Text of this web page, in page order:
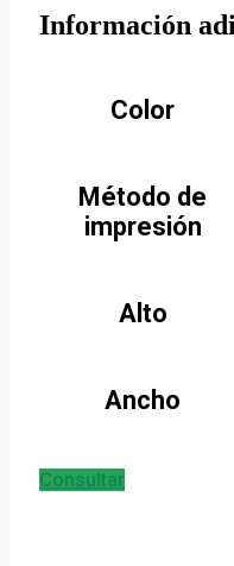
Información
Color
Método de
impresión
Alto
Ancho
Consultar